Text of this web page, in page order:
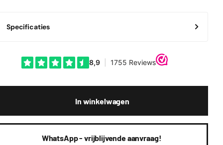
Specificaties
In winkelwagen
WhatsApp - vrijblijvende aanvraag!